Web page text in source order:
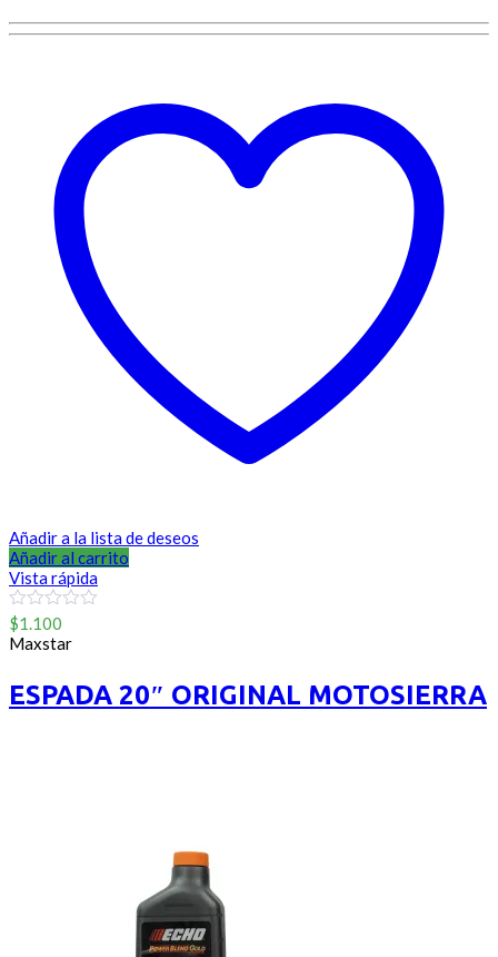
Añadir a la lista de deseos
Añadir al carrito
Vista rápida
0
out
of
$1.100
Maxstar
ESPADA 20″ ORIGINAL MOTOSIERRA